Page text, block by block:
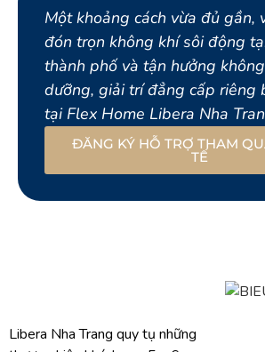
Một khoảng cách vừa đủ gần,
đón trọn không khí sôi động
thành phố và tận hưởng
dưỡng, giải trí đẳng cấp riêng
tại Flex Home Libera Nha
ĐĂNG KÝ HỖ TRỢ THAM
TẾ
Libera Nha Trang quy tụ những